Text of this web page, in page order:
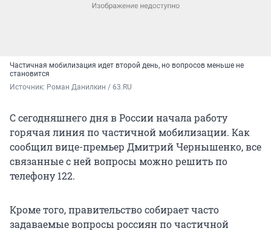
Частичная мобилизация идет второй день, но вопросов меньше не
становится
Источник: Роман Данилкин / 63.RU
С сегодняшнего дня в России начала работу
горячая линия по частичной мобилизации. Как
сообщил вице-премьер Дмитрий Чернышенко, все
связанные с ней вопросы можно решить по
телефону 122.
Кроме того, правительство собирает часто
задаваемые вопросы россиян по частичной